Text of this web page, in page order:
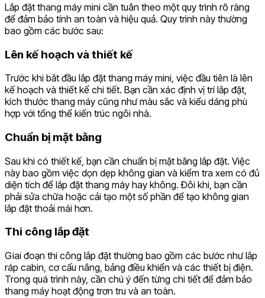
Lắp đặt thang máy mini cần tuân theo một quy trình rõ ràng
để đảm bảo tính an toàn và hiệu quả. Quy trình này thường
bao gồm các bước sau:
Lên kế hoạch và thiết kế
Trước khi bắt đầu lắp đặt thang máy mini, việc đầu tiên là lên
kế hoạch và thiết kế chi tiết. Bạn cần xác định vị trí lắp đặt,
kích thước thang máy cũng như màu sắc và kiểu dáng phù
hợp với tổng thể kiến trúc ngôi nhà.
Chuẩn bị mặt bằng
Sau khi có thiết kế, bạn cần chuẩn bị mặt bằng lắp đặt. Việc
này bao gồm việc dọn dẹp không gian và kiểm tra xem có đủ
diện tích để lắp đặt thang máy hay không. Đôi khi, bạn cần
phải sửa chữa hoặc cải tạo một số phần để tạo không gian
lắp đặt thoải mái hơn.
Thi công lắp đặt
Giai đoạn thi công lắp đặt thường bao gồm các bước như lắp
ráp cabin, cơ cấu nâng, bảng điều khiển và các thiết bị điện.
Trong quá trình này, cần chú ý đến từng chi tiết để đảm bảo
thang máy hoạt động trơn tru và an toàn.